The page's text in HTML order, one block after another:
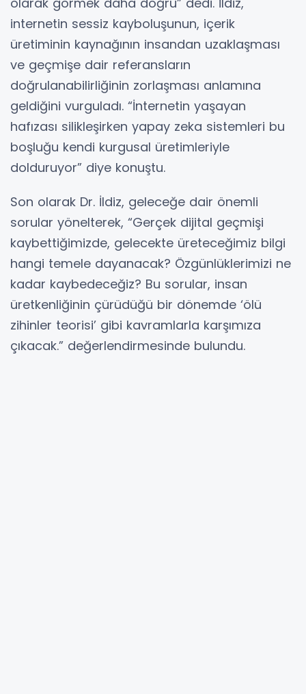
internetin sessiz kayboluşunun, içerik
üretiminin kaynağının insandan uzaklaşması
ve geçmişe dair referansların
doğrulanabilirliğinin zorlaşması anlamına
geldiğini vurguladı. “İnternetin yaşayan
hafızası silikleşirken yapay zeka sistemleri bu
boşluğu kendi kurgusal üretimleriyle
dolduruyor” diye konuştu.
Son olarak Dr. İldiz, geleceğe dair önemli
sorular yönelterek, “Gerçek dijital geçmişi
kaybettiğimizde, gelecekte üreteceğimiz bilgi
hangi temele dayanacak? Özgünlüklerimizi ne
kadar kaybedeceğiz? Bu sorular, insan
üretkenliğinin çürüdüğü bir dönemde ‘ölü
zihinler teorisi’ gibi kavramlarla karşımıza
çıkacak.” değerlendirmesinde bulundu.